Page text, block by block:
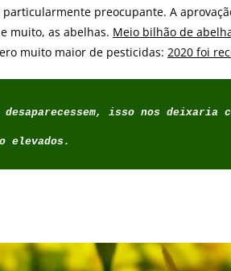
preocupante. A
muito, as abelhas. Meio bilhão de
muito maior de pesticidas: 2020 foi
desaparecessem, isso nos deixaria
elevados.